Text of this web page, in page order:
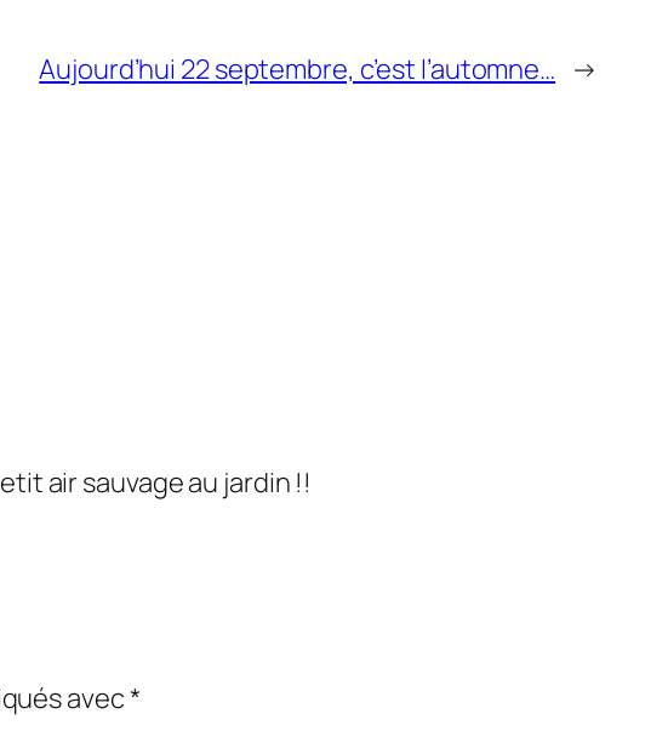
Aujourd’hui 22 septembre, c’est l’automne… →
air sauvage au jardin !!
avec*